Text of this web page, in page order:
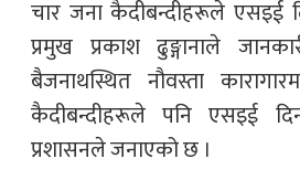
चार जना कैदीबन्दीहरूले एसइई
प्रमुख प्रकाश ढुङ्गानाले
बैजनाथस्थित नौवस्ता
कैदीबन्दीहरूले पनि एसइई
प्रशासनले जनाएको छ ।